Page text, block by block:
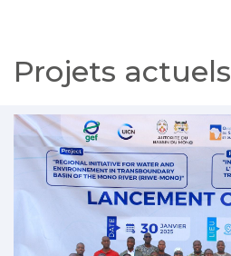
Projets actuels